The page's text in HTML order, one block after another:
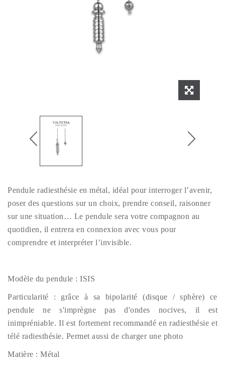
Pendule radiesthésie en métal, idéal pour interroger l’avenir,
poser des questions sur un choix, prendre conseil, raisonner
sur une situation… Le pendule sera votre compagnon au
quotidien, il entrera en connexion avec vous pour
comprendre et interpréter l’invisible.
Modèle du pendule : ISIS
Particularité : grâce à sa bipolarité (disque / sphère) ce
pendule ne s'imprègne pas d'ondes nocives, il est
inimpréniable. Il est fortement recommandé en radiesthésie et
télé radiesthésie. Permet aussi de charger une photo
Matière : Métal